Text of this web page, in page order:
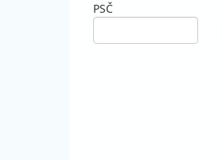
PSČ